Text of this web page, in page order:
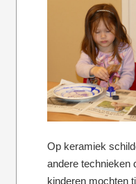
Op keramiek
andere technieken
kinderen mochten